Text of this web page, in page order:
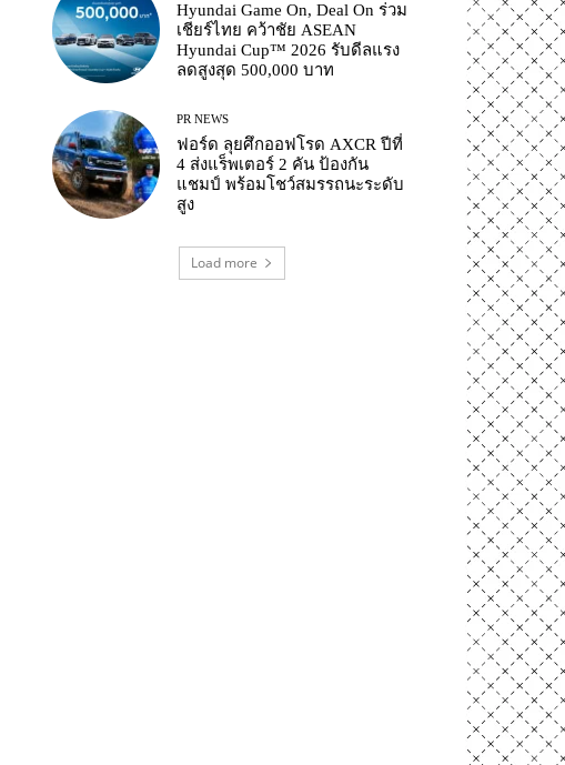
Hyundai Game On, Deal On ร่วม
เชียร์ไทย คว้าชัย ASEAN
Hyundai Cup™ 2026 รับดีลแรง
ลดสูงสุด 500,000 บาท
PR NEWS
ฟอร์ด ลุยศึกออฟโรด AXCR ปีที่
4 ส่งแร็พเตอร์ 2 คัน ป้องกัน
แชมป์ พร้อมโชว์สมรรถนะระดับ
สูง
Load more